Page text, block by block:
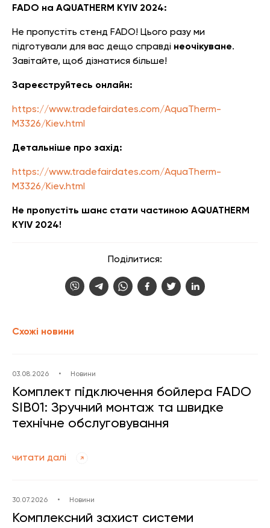
Схожі новини
03.08.2026 • Новини
Комплект підключення бойлера FADO
SIB01: Зручний монтаж та швидке
технічне обслуговування
читати далі
30.07.2026 • Новини
Комплексний захист системи
FADO на AQUATHERM KYIV 2024:
Не пропустіть стенд FADO! Цього разу ми
підготували для вас дещо справді неочікуване.
Завітайте, щоб дізнатися більше!
Зареєструйтесь онлайн:
https://www.tradefairdates.com/AquaTherm-
M3326/Kiev.html
Детальніше про захід:
https://www.tradefairdates.com/AquaTherm-
M3326/Kiev.html
Не пропустіть шанс стати частиною AQUATHERM
KYIV 2024!
Поділитися: